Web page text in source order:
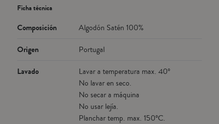
Ficha técnica
Composición Algodón Satén 100%
Origen Portugal
Lavado
Lavar a temperatura max. 40º
No lavar en seco.
No secar a máquina
No usar lejía.
Planchar temp. max. 150ºC.